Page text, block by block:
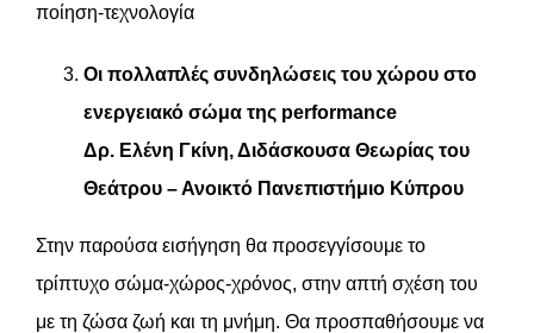
ποίηση-τεχνολογία
Οι πολλαπλές συνδηλώσεις του χώρου στο
ενεργειακό σώμα της performance
Δρ. Ελένη Γκίνη, Διδάσκουσα Θεωρίας του
Θεάτρου – Ανοικτό Πανεπιστήμιο Κύπρου
Στην παρούσα εισήγηση θα προσεγγίσουμε το
τρίπτυχο σώμα-χώρος-χρόνος, στην απτή σχέση του
με τη ζώσα ζωή και τη μνήμη. Θα προσπαθήσουμε να